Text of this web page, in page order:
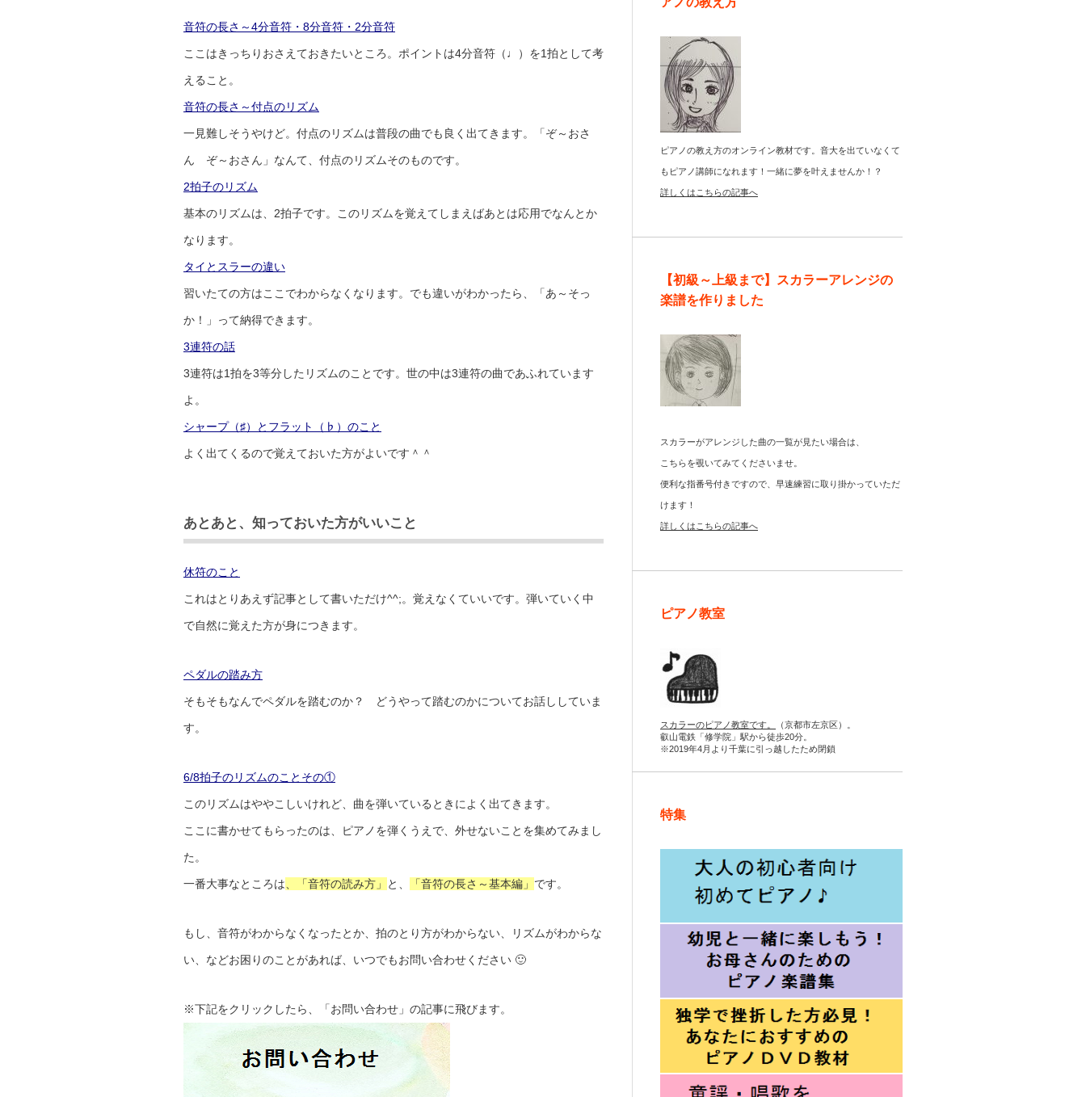
音符の長さ～4分音符・8分音符・2分音符
ここはきっちりおさえておきたいところ。ポイントは4分音符（♩）を1拍として考
えること。
音符の長さ～付点のリズム
一見難しそうやけど。付点のリズムは普段の曲でも良く出てきます。「ぞ～おさ
ん ぞ～おさん」なんて、付点のリズムそのものです。
2拍子のリズム
基本のリズムは、2拍子です。このリズムを覚えてしまえばあとは応用でなんとか
なります。
タイとスラーの違い
習いたての方はここでわからなくなります。でも違いがわかったら、「あ～そっ
か！」って納得できます。
3連符の話
3連符は1拍を3等分したリズムのことです。世の中は3連符の曲であふれています
よ。
シャープ（♯）とフラット（♭）のこと
よく出てくるので覚えておいた方がよいです＾＾
あとあと、知っておいた方がいいこと
休符のこと
これはとりあえず記事として書いただけ^^;。覚えなくていいです。弾いていく中
で自然に覚えた方が身につきます。
ペダルの踏み方
そもそもなんでペダルを踏むのか？ どうやって踏むのかについてお話ししていま
す。
6/8拍子のリズムのことその①
このリズムはややこしいけれど、曲を弾いているときによく出てきます。
ここに書かせてもらったのは、ピアノを弾くうえで、外せないことを集めてみまし
た。
一番大事なところは 、「音符の読み方」 と、 「音符の長さ～基本編」 です。
もし、音符がわからなくなったとか、拍のとり方がわからない、リズムがわからな
い、などお困りのことがあれば、いつでもお問い合わせください 🙂
※下記をクリックしたら、「お問い合わせ」の記事に飛びます。
ピアノの教え方のオンライン教材です。音大を出ていなくて
もピアノ講師になれます！一緒に夢を叶えませんか！？
詳しくはこちらの記事へ
【初級～上級まで】スカラーアレンジの
楽譜を作りました
スカラーがアレンジした曲の一覧が見たい場合は、
こちらを覗いてみてくださいませ。
便利な指番号付きですので、早速練習に取り掛かっていただ
けます！
詳しくはこちらの記事へ
ピアノ教室
スカラーのピアノ教室です。
（京都市左京区）。
叡山電鉄「修学院」駅から徒歩20分。
※2019年4月より千葉に引っ越したため閉鎖
特集